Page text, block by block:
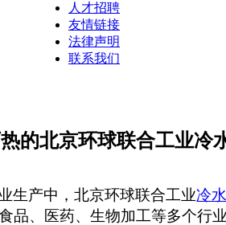
人才招聘
友情链接
法律声明
联系我们
的北京环球联合工业冷
生产中，北京环球联合工业冷
品、 医药、生物加工等多个行